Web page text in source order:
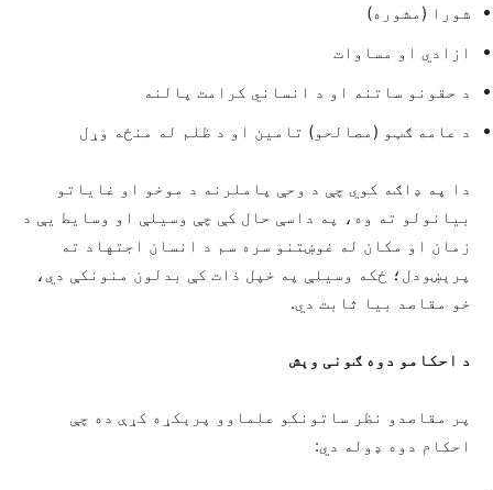
شورا (مشوره)
ازادي او مساوات
د حقونو ساتنه او د انساني کرامت پالنه
د عامه ګټو (مصالحو) تامین او د ظلم له منځه وړل
دا په ډاګه کوي چې د وحې پاملرنه د موخو او غاياتو
بیانولو ته وه، په داسې حال کې چې وسیلې او وسایط یې د
زمان او مکان له غوښتنو سره سم د انسان اجتهاد ته
پرېښودل؛ ځکه وسیلې په خپل ذات کې بدلون منونکې دي،
خو مقاصد بیا ثابت دي.
د احکامو دوه ګونی وېش
پر مقاصدو نظر ساتونکو علماوو پرېکړه کړې ده چې
احکام دوه ډوله دي: